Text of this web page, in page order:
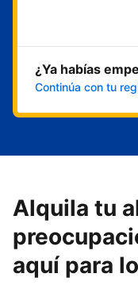
¿Ya habías
Continúa con tu
Alquila tu
aquí para